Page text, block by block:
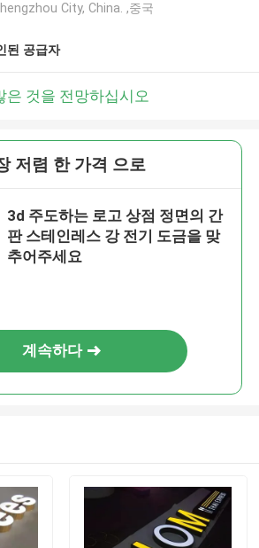
City, China. ,중국
된 공급자
은 것을 전망하십시오
저렴 한 가격 으로
3d 주도하는 로고 상점 정면의 간
판 스테인레스 강 전기 도금을 맞
추어주세요
계속하다